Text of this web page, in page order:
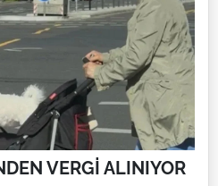
VERGİ ALINIYOR